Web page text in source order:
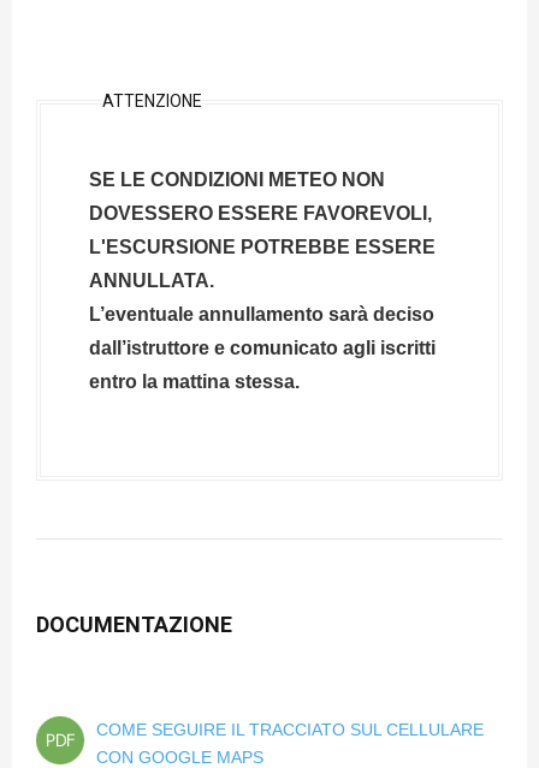
ATTENZIONE
SE LE CONDIZIONI METEO NON
DOVESSERO ESSERE FAVOREVOLI,
L'ESCURSIONE POTREBBE ESSERE
ANNULLATA.
L’eventuale annullamento sarà deciso
dall’istruttore e comunicato agli iscritti
entro la mattina stessa.
DOCUMENTAZIONE
COME SEGUIRE IL TRACCIATO SUL CELLULARE
CON GOOGLE MAPS